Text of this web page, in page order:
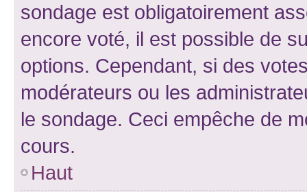
sondage est obligatoirement
encore voté, il est possible de
options. Cependant, si des
modérateurs ou les
le sondage. Ceci empêche de
cours.
Haut